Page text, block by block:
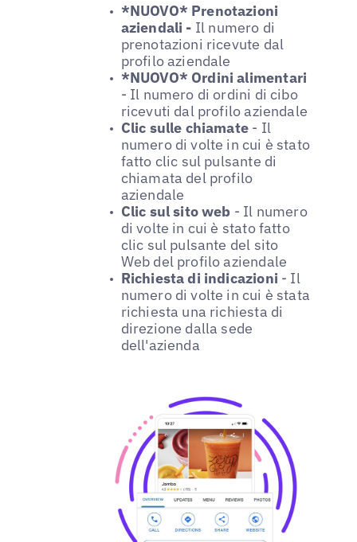
*NUOVO* Prenotazioni
aziendali - Il numero di
prenotazioni ricevute dal
profilo aziendale
*NUOVO* Ordini alimentari
- Il numero di ordini di cibo
ricevuti dal profilo aziendale
Clic sulle chiamate - Il
numero di volte in cui è stato
fatto clic sul pulsante di
chiamata del profilo
aziendale
Clic sul sito web - Il numero
di volte in cui è stato fatto
clic sul pulsante del sito
Web del profilo aziendale
Richiesta di indicazioni - Il
numero di volte in cui è stata
richiesta una richiesta di
direzione dalla sede
dell'azienda